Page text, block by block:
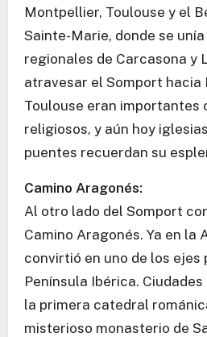
Montpellier, Toulouse y el
Sainte-Marie, donde se
regionales de Carcasona y
atravesar el Somport hacia
Toulouse eran
religiosos, y aún hoy
puentes recuerdan su
Camino Aragonés:
Al otro lado del Somport
Camino Aragonés. Ya en la
convirtió en uno de los ejes
Península Ibérica. Ciudades
la primera catedral
misterioso monasterio de